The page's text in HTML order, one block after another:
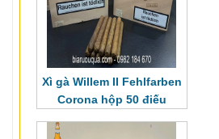
Xì gà Willem II Fehlfarben
Corona hộp 50 điếu